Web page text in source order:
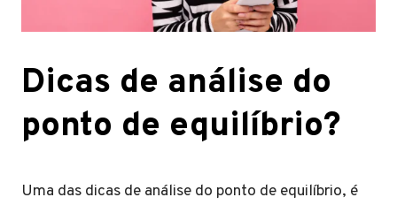
Dicas de análise do
ponto de equilíbrio?
Uma das dicas de análise do ponto de equilíbrio, é